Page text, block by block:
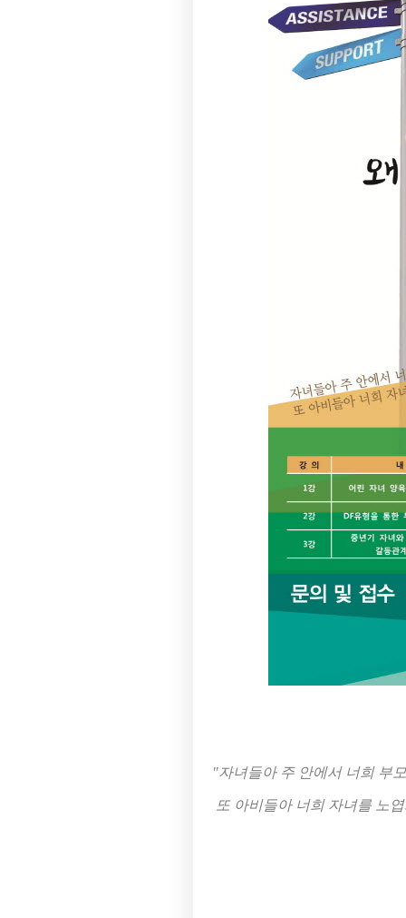
"자녀들아 주 안에서 너희 부
또 아비들아 너희 자녀를 노